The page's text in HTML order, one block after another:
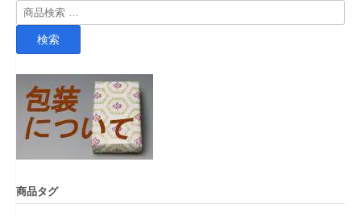
検
索
検索
商品タグ